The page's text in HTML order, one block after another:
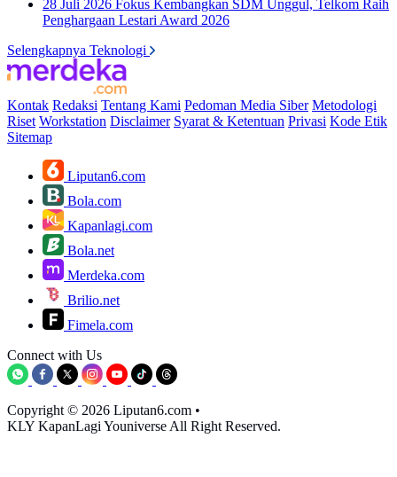
28 Juli 2026 Fokus Kembangkan SDM Unggul, Telkom Raih
Penghargaan Lestari Award 2026
Selengkapnya Teknologi
Kontak Redaksi Tentang Kami Pedoman Media Siber Metodologi
Riset Workstation Disclaimer Syarat & Ketentuan Privasi Kode Etik
Sitemap
Liputan6.com
Bola.com
Kapanlagi.com
Bola.net
Merdeka.com
Brilio.net
Fimela.com
Connect with Us
Copyright © 2026 Liputan6.com •
KLY KapanLagi Youniverse All Right Reserved.